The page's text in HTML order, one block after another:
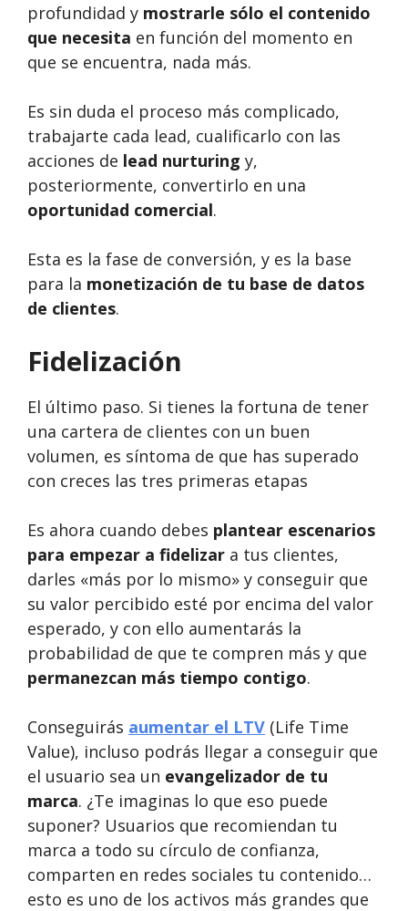
profundidad y mostrarle sólo el contenido
que necesita en función del momento en
que se encuentra, nada más.
Es sin duda el proceso más complicado,
trabajarte cada lead, cualificarlo con las
acciones de lead nurturing y,
posteriormente, convertirlo en una
oportunidad comercial.
Esta es la fase de conversión, y es la base
para la monetización de tu base de datos
de clientes.
Fidelización
El último paso. Si tienes la fortuna de tener
una cartera de clientes con un buen
volumen, es síntoma de que has superado
con creces las tres primeras etapas
Es ahora cuando debes plantear escenarios
para empezar a fidelizar a tus clientes,
darles «más por lo mismo» y conseguir que
su valor percibido esté por encima del valor
esperado, y con ello aumentarás la
probabilidad de que te compren más y que
permanezcan más tiempo contigo.
Conseguirás aumentar el LTV (Life Time
Value), incluso podrás llegar a conseguir que
el usuario sea un evangelizador de tu
marca. ¿Te imaginas lo que eso puede
suponer? Usuarios que recomiendan tu
marca a todo su círculo de confianza,
comparten en redes sociales tu contenido…
esto es uno de los activos más grandes que